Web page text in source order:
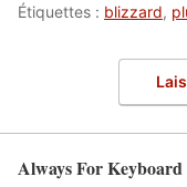
Étiquettes : blizzard,
Always For Keyboard